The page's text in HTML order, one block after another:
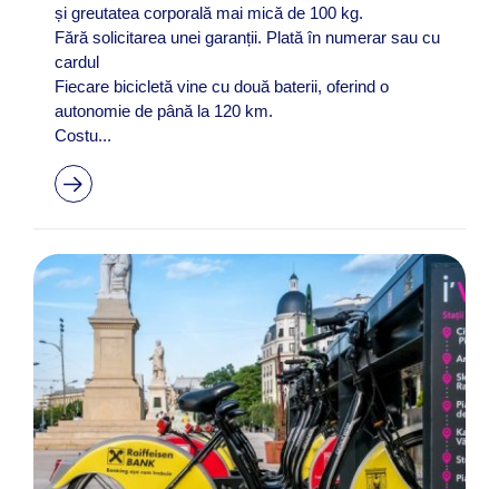
și greutatea corporală mai mică de 100 kg.
Fără solicitarea unei garanții. Plată în numerar sau cu
cardul
Fiecare bicicletă vine cu două baterii, oferind o
autonomie de până la 120 km.
Costu...